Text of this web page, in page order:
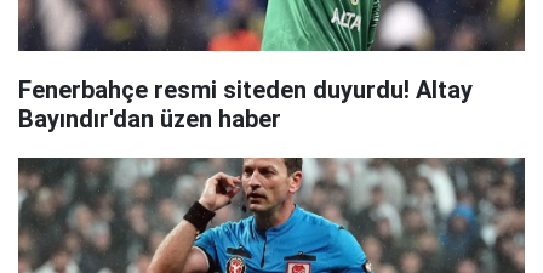
Fenerbahçe resmi siteden duyurdu! Altay
Bayındır'dan üzen haber